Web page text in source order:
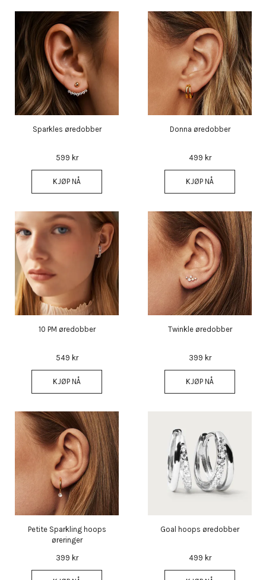
Sparkles øredobber
599 kr
KJØP NÅ
Donna øredobber
499 kr
KJØP NÅ
10 PM øredobber
549 kr
KJØP NÅ
Twinkle øredobber
399 kr
KJØP NÅ
Petite Sparkling hoops
øreringer
399 kr
Goal hoops øredobber
499 kr